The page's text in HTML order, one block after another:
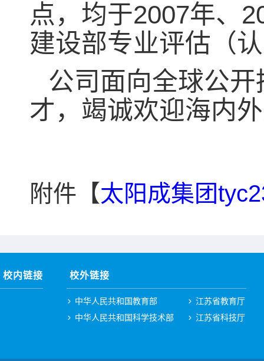
点，均于2007年、
建设部专业评估（
公司面向全球公
才，竭诚欢迎海内
附件【太阳成集团
校内链接 校外链接
中华人民共和国教育部
中华人民共和国科学技术部
江苏省教育厅
江苏省科技厅